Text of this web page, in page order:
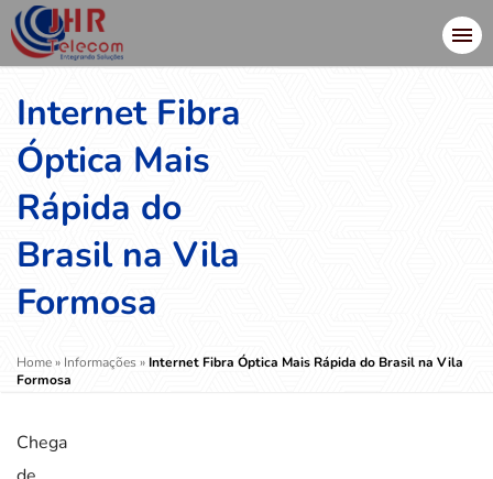
Internet Fibra
Óptica Mais
Rápida do
Brasil na Vila
Formosa
Home» Informações » Internet Fibra Óptica Mais Rápida do Brasil na Vila
Formosa
Chega